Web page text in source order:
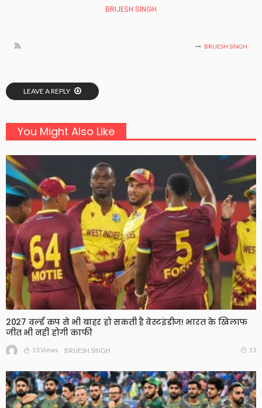
BRIJESH SINGH
BRIJESH SINGH
LEAVE A REPLY
You Might Also Like
2027 वर्ल्ड कप से भी बाहर हो सकती है वेस्टइंडीज! भारत के खिलाफ
जीत भी नहीं होगी काफी
13 Views BRIJESH SINGH 13